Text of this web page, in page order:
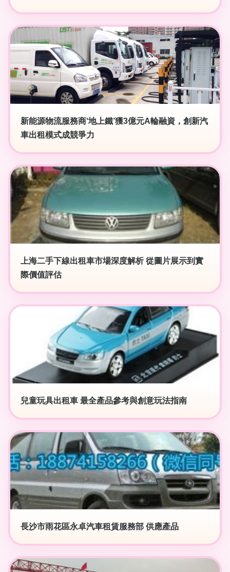
新能源物流服務商‘地上鐵’獲3億元A輪融資，創新汽
車出租模式成競爭力
上海二手下線出租車市場深度解析 從圖片展示到實
際價值評估
兒童玩具出租車 最全產品參考與創意玩法指南
長沙市雨花區永卓汽車租賃服務部 供應產品